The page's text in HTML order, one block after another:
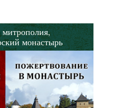
митрополия,
монастырь